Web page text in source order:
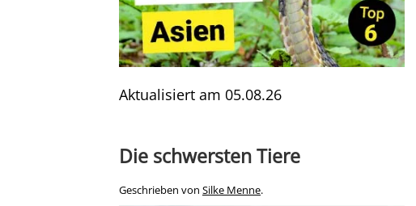
Aktualisiert am 05.08.26
Die schwersten Tiere
Geschrieben von Silke Menne.